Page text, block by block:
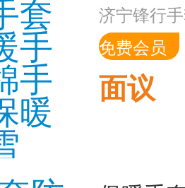
济宁锋行
免费会员
面议